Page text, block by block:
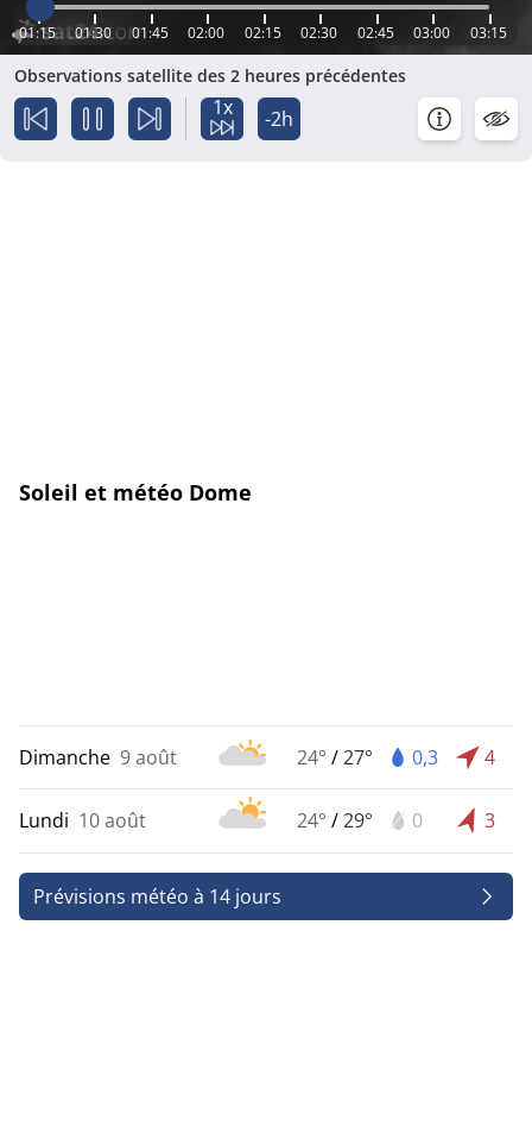
01:15 01:30 01:45 02:00 02:15 02:30 02:45 03:00 03:15
Observations satellite des 2 heures précédentes
1x -2h
Soleil et météo Dome
Dimanche 9 août 24° /27° 0,3 4
Lundi 10 août 24° /29° 0 3
Prévisions météo à 14 jours